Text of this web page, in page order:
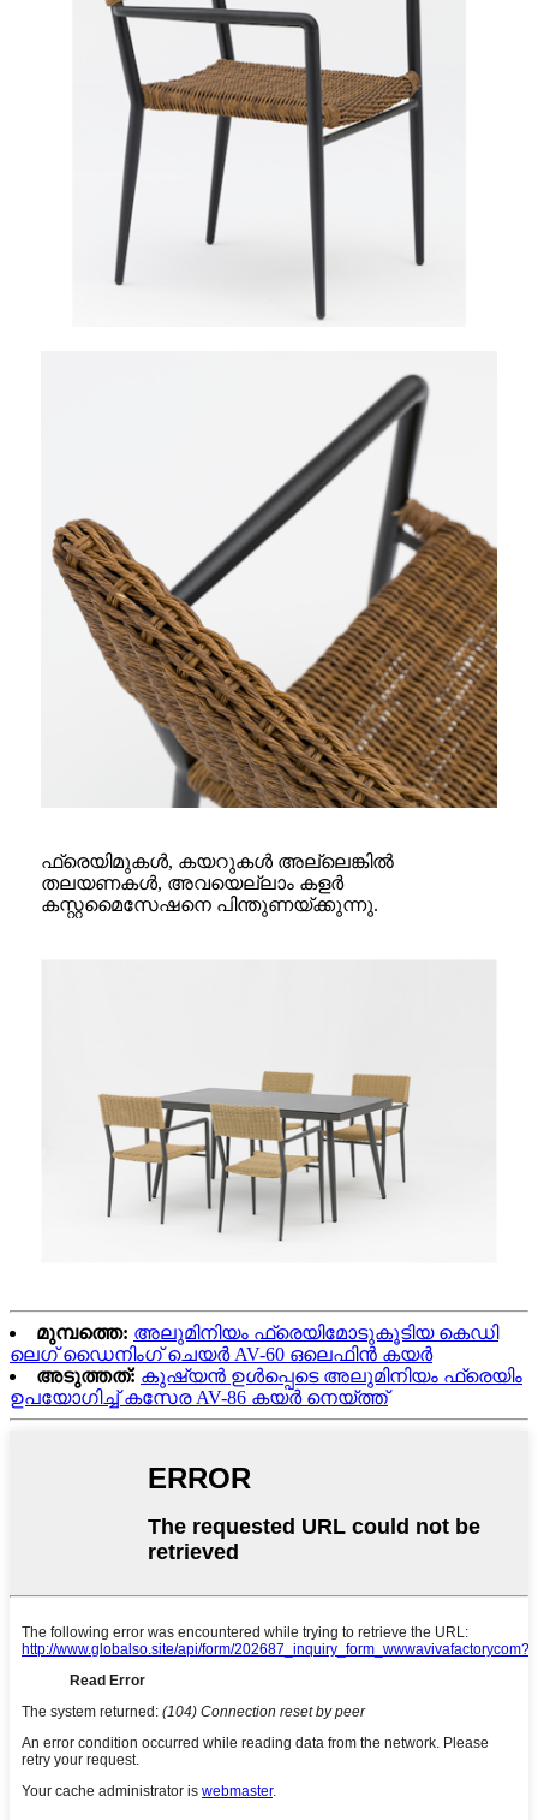
ഫ്രെയിമുകൾ, കയറുകൾ അല്ലെങ്കിൽ
തലയണകൾ, അവയെല്ലാം കളർ
കസ്റ്റമൈസേഷനെ പിന്തുണയ്ക്കുന്നു.
മുമ്പത്തെ: അലുമിനിയം ഫ്രെയിമോടുകൂടിയ കെഡി
ലെഗ് ഡൈനിംഗ് ചെയർ AV-60 ഒലെഫിൻ കയർ
അടുത്തത്: കുഷ്യൻ ഉൾപ്പെടെ അലുമിനിയം ഫ്രെയിം
ഉപയോഗിച്ച് കസേര AV-86 കയർ നെയ്ത്ത്